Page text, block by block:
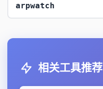
arpwatch
相关工具推荐